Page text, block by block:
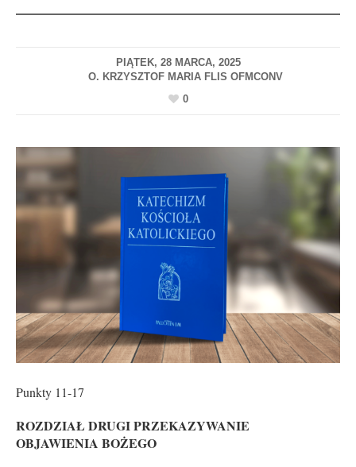
PIĄTEK, 28 MARCA, 2025
0
Punkty 11-17
ROZDZIAŁ DRUGI PRZEKAZYWANIE
OBJAWIENIA BOŻEGO